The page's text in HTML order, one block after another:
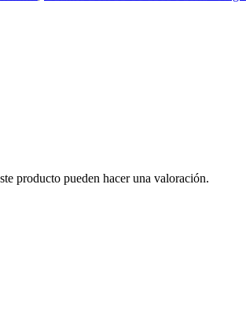
producto pueden hacer una valoración.